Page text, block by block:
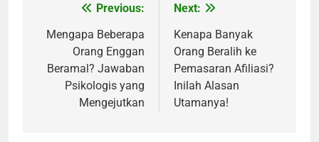
Navigasi
pos
Previous:
Mengapa Beberapa
Orang Enggan
Beramal? Jawaban
Psikologis yang
Mengejutkan
Next:
Kenapa Banyak
Orang Beralih ke
Pemasaran Afiliasi?
Inilah Alasan
Utamanya!